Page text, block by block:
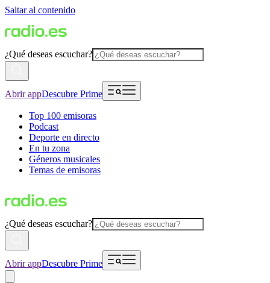
Saltar al contenido
¿Qué deseas escuchar?
Abrir appDescubre Prime
Top 100 emisoras
Podcast
Deporte en directo
En tu zona
Géneros musicales
Temas de emisoras
¿Qué deseas escuchar?
Abrir appDescubre Prime